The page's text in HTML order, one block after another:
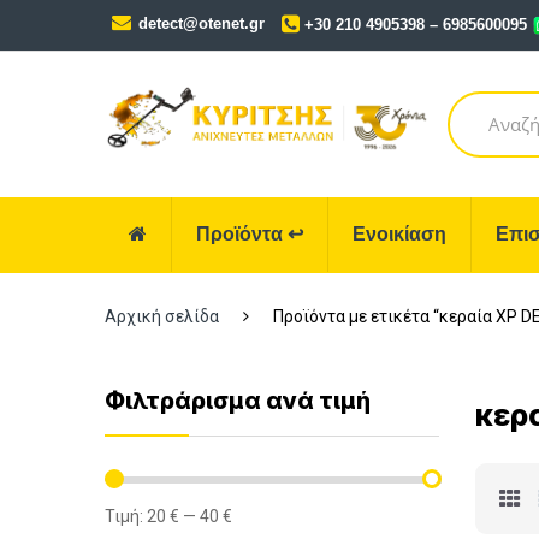
detect@otenet.gr +30 210 4905398 – 6985600095
Search
for:
Προϊόντα ↩ Ενοικίαση
Αρχική σελίδα Προϊόντα με ετικέτα “κεραία XP
Φιλτράρισμα ανά τιμή
Ελάχιστη
Μέγιστη
Τιμή: 20 € — 40 €